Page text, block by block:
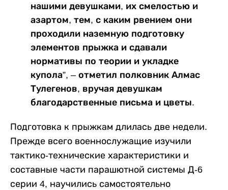
нашими девушками, их смелостью и
азартом, тем, с каким рвением они
проходили наземную подготовку
элементов прыжка и сдавали
нормативы по теории и укладке
купола”, – отметил полковник Алмас
Тулегенов, вручая девушкам
благодарственные письма и цветы.
Подготовка к прыжкам длилась две недели.
Прежде всего военнослужащие изучили
тактико-технические характеристики и
составные части парашютной системы Д-6
серии 4, научились самостоятельно